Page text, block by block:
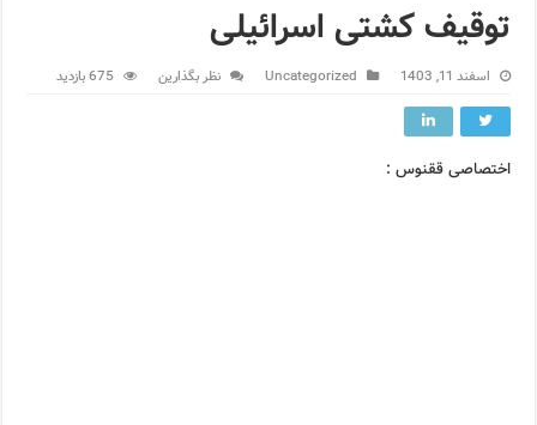
توقیف کشتی اسرائیلی
اسفند 11, 1403 Uncategorized نظر بگذارین 675 بازدید
اختصاصی ققنوس :